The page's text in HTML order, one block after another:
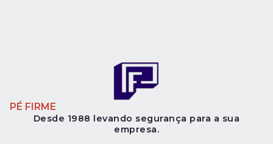
PÉ FIRME
Desde 1988 levando segurança para a sua
empresa.